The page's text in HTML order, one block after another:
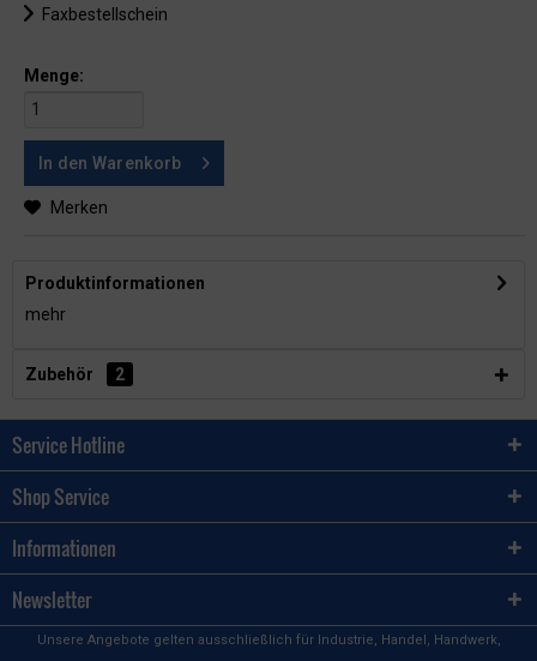
Faxbestellschein
Menge:
In den Warenkorb
Merken
Produktinformationen
mehr
Zubehör 2
Service Hotline
Shop Service
Informationen
Newsletter
Unsere Angebote gelten ausschließlich für Industrie, Handel, Handwerk,